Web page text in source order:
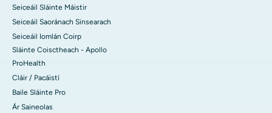
Seiceáil Sláinte Máistir
Seiceáil Saoránach Sinsearach
Seiceáil Iomlán Coirp
Sláinte Coisctheach - Apollo
ProHealth
Cláir / Pacáistí
Baile Sláinte Pro
Ár Saineolas